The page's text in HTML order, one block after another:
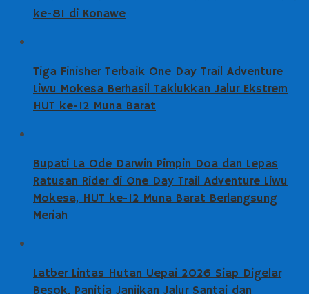
ke-81 di Konawe
Tiga Finisher Terbaik One Day Trail Adventure
Liwu Mokesa Berhasil Taklukkan Jalur Ekstrem
HUT ke-12 Muna Barat
Bupati La Ode Darwin Pimpin Doa dan Lepas
Ratusan Rider di One Day Trail Adventure Liwu
Mokesa, HUT ke-12 Muna Barat Berlangsung
Meriah
Latber Lintas Hutan Uepai 2026 Siap Digelar
Besok, Panitia Janjikan Jalur Santai dan